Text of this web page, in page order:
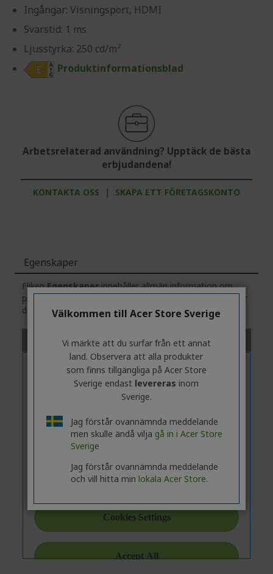
Ingångar: Visningsport, HDMI
Svarstid: 1 ms
Ljusstyrka: 250 cd/m²
Produktinformationsblad
Arbetsrelaterad användning? Upptäck de bästa
erbjudandena!
KONTAKTA OSS | SKAPA ETT FÖRETAGSKONTO
Egenskaper
FlikenEgenskaperinnehåller allmän information om
produktserien. Om du vill visa tekniska specifikationer för
den valda modellenklickardu på flikenSpecifikationer
Välkommen till Acer Store Sverige
Vi märkte att du surfar från ett annat
land. Observera att alla produkter
som finns tillgängliga på Acer Store
Sverige endast levereras inom
Sverige.
Jag förstår ovannämnda meddelande
men skulle ändå vilja gå in i Acer Store
Sverige
Jag förstår ovannämnda meddelande
och vill hitta min lokala Acer Store.